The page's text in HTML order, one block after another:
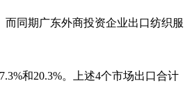
而同期广东外商投资企业出口纺织服
和20.3%。上述4个市场出口合计